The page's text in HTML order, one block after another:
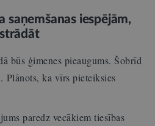
saņemšanas iespējām,
būs ģimenes pieaugums. Šobrīd
Plānots, ka vīrs pieteiksies
paredz vecākiem tiesības